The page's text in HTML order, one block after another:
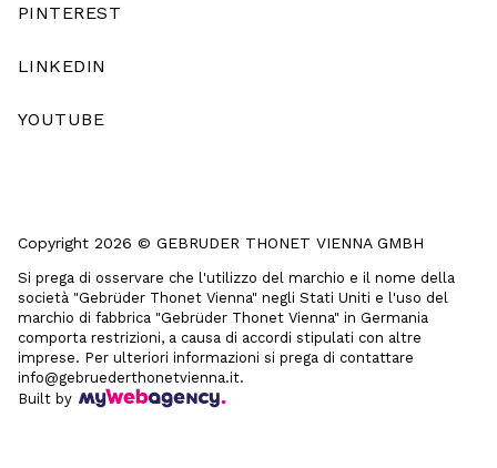
PINTEREST
LINKEDIN
YOUTUBE
Copyright 2026 © GEBRUDER THONET VIENNA GMBH
Si prega di osservare che l'utilizzo del marchio e il nome della
società "Gebrüder Thonet Vienna" negli Stati Uniti e l'uso del
marchio di fabbrica "Gebrüder Thonet Vienna" in Germania
comporta restrizioni, a causa di accordi stipulati con altre
imprese. Per ulteriori informazioni si prega di contattare
info@gebruederthonetvienna.it.
Built by